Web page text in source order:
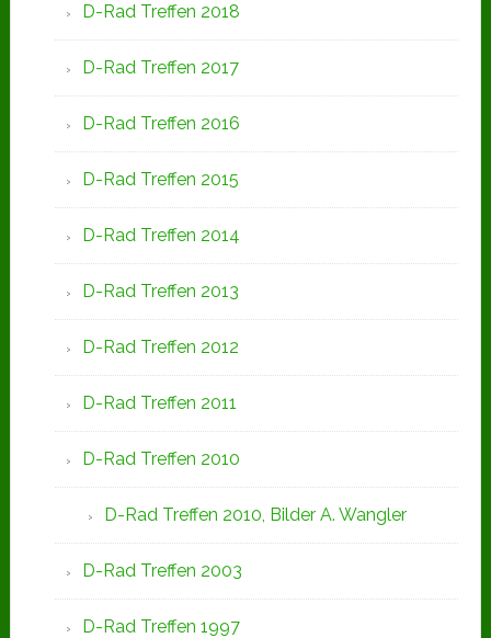
D-Rad Treffen 2018
D-Rad Treffen 2017
D-Rad Treffen 2016
D-Rad Treffen 2015
D-Rad Treffen 2014
D-Rad Treffen 2013
D-Rad Treffen 2012
D-Rad Treffen 2011
D-Rad Treffen 2010
D-Rad Treffen 2010, Bilder A. Wangler
D-Rad Treffen 2003
D-Rad Treffen 1997